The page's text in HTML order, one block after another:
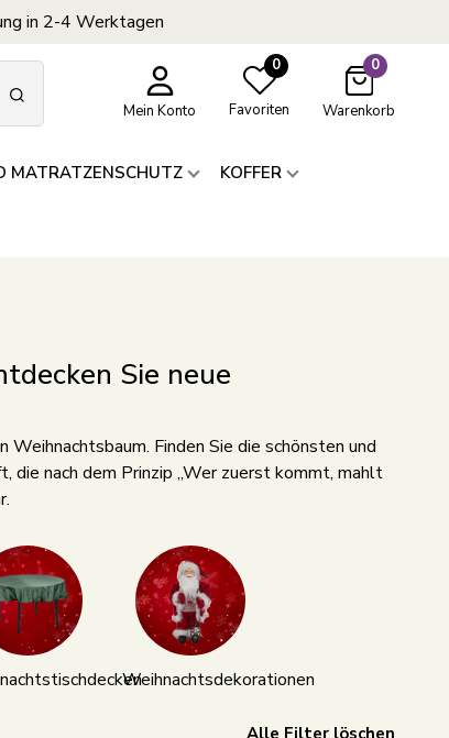
in 2-4 Werktagen
Mein Konto
0
Favoriten
0
Warenkorb
MATRATZENSCHUTZ
KOFFER
Sie neue
Finden Sie die schönsten und
nach dem Prinzip „Wer zuerst kommt, mahlt
Weihnachtsdekorationen
Alle Filter löschen